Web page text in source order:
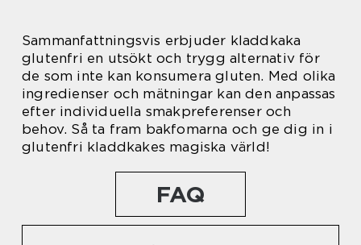
Sammanfattningsvis erbjuder kladdkaka
glutenfri en utsökt och trygg alternativ för
de som inte kan konsumera gluten. Med olika
ingredienser och mätningar kan den anpassas
efter individuella smakpreferenser och
behov. Så ta fram bakfomarna och ge dig in i
glutenfri kladdkakes magiska värld!
FAQ